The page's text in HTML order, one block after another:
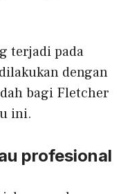
terjadi pada
dengan
bagi Fletcher
ini.
profesional